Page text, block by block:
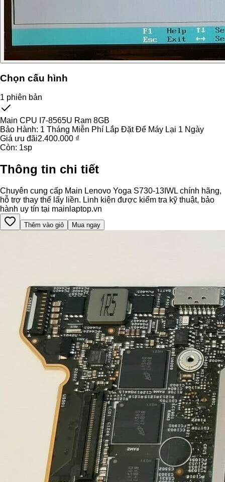
Chọn cấu hình
1 phiên bản
Main CPU I7-8565U Ram 8GB
Bảo Hành: 1 Tháng Miễn Phí Lắp Đặt Để Máy Lại 1 Ngày
Giá ưu đãi2.400.000 ₫
Còn: 1sp
Thông tin chi tiết
Chuyên cung cấp Main Lenovo Yoga S730-13IWL chính hãng,
hỗ trợ thay thế lấy liền. Linh kiện được kiểm tra kỹ thuật, bảo
hành uy tín tại mainlaptop.vn
Thêm vào giỏ Mua ngay